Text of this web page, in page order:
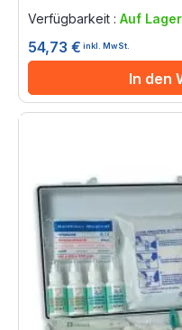
Verfügbarkeit : Auf Lager
54,73 € inkl. MwSt.
In den